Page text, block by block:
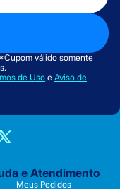
válido somente
de Usoe Aviso de
e Atendimento
Meus Pedidos